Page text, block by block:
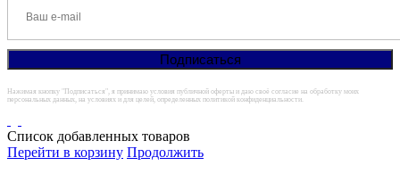
Нажимая кнопку "Подписаться", я принимаю условия публичной оферты и даю своё согласие на обработку моих
персональных данных, на условиях и для целей, определенных политикой конфиденциальности.
Список добавленных товаров
Перейти в корзину Продолжить